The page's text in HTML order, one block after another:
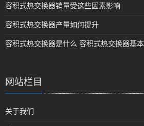
容积式热交换器销量受这些因素影响
容积式热交换器产量如何提升
容积式热交换器是什么 容积式热交换器基
网站栏目
关于我们